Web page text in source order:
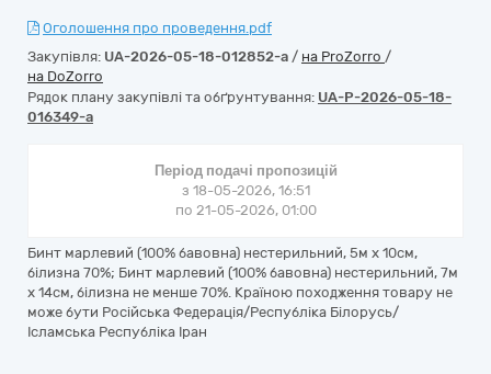
Оголошення про проведення.pdf
Закупівля: UA-2026-05-18-012852-a / на ProZorro /
на DoZorro
Рядок плану закупівлі та обґрунтування: UA-P-2026-05-18-
016349-a
Період подачі пропозицій
з 18-05-2026, 16:51
по 21-05-2026, 01:00
Бинт марлевий (100% бавовна) нестерильний, 5м х 10см,
білизна 70%; Бинт марлевий (100% бавовна) нестерильний, 7м
х 14см, білизна не менше 70%. Країною походження товару не
може бути Російська Федерація/Республіка Білорусь/
Ісламська Республіка Іран